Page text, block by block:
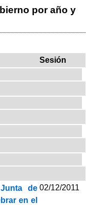
por año y
Sesión
de
en el
02/12/2011